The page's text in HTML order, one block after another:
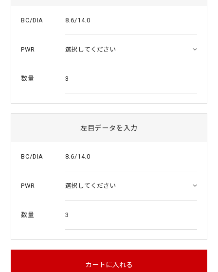
n
BC/DIA 8.6/14.0
PWR
数量 3
左目データを入力
BC/DIA 8.6/14.0
PWR
数量 3
カートに入れる